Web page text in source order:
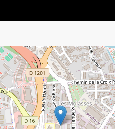
LOISIRS